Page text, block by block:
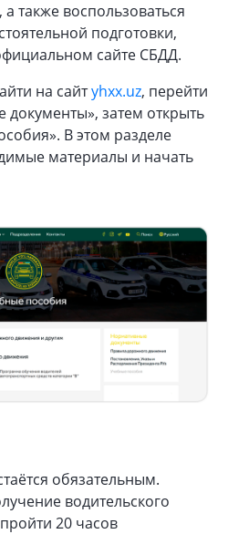
также воспользоваться
подготовки,
сайте СБДД.
на сайтyhxx.uz, перейти
затем открыть
В этом разделе
материалы и начать
обязательным.
водительского
20 часов